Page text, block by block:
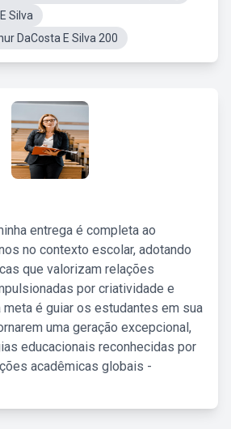
Silva
DaCosta E Silva 200
entrega é completa ao
no contexto escolar, adotando
que valorizam relações
por criatividade e
é guiar os estudantes em sua
uma geração excepcional,
educacionais reconhecidas por
acadêmicas globais -